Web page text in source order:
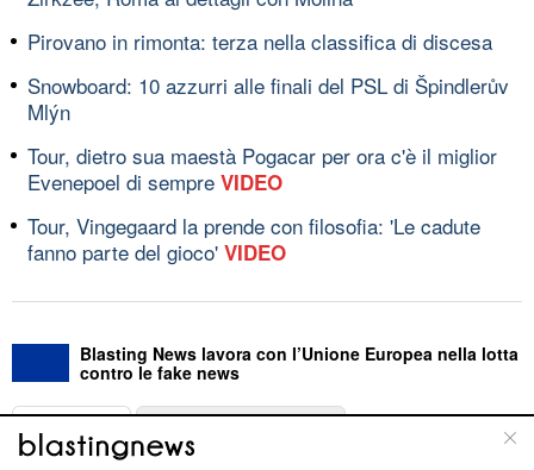
Pirovano in rimonta: terza nella classifica di discesa
Snowboard: 10 azzurri alle finali del PSL di Špindlerův
Mlýn
Tour, dietro sua maestà Pogacar per ora c'è il miglior
Evenepoel di sempre VIDEO
Tour, Vingegaard la prende con filosofia: 'Le cadute
fanno parte del gioco' VIDEO
Blasting News lavora con l’Unione Europea nella lotta
contro le fake news
ABOUT